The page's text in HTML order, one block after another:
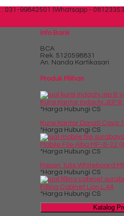
: 031-99842501 (Whatsapp -
Info Bank
BCA
Rek. 5120598831
An. Nanda Kartikasari
Produk Pilihan
Kursi Kantor Indachi JEP III
*Harga Hubungi CS
Kursi Kantor Donati Cava 1
*Harga Hubungi CS
Mobile File Alba MF-8-22
*Harga Hubungi CS
Papan Tulis Whiteboard
*Harga Hubungi CS
Filling Cabinet Lion L.44
*Harga Hubungi CS
Katalog